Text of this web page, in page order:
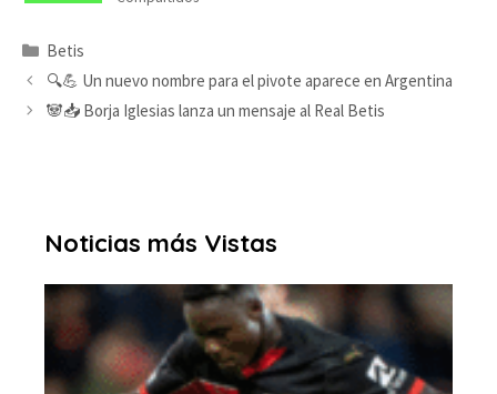
Categorías
Betis
🔍💪 Un nuevo nombre para el pivote aparece en Argentina
🐼📥 Borja Iglesias lanza un mensaje al Real Betis
Noticias más Vistas